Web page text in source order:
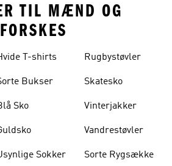
TIL MÆND OG
T-shirts
Bukser
Sko
Sokker
Rugbystøvler
Skatesko
Vinterjakker
Vandrestøvler
Sorte Rygsække